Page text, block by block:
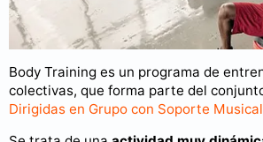
Body Training es un programa de
colectivas, que forma parte del
Dirigidas en Grupo con Soporte Musical